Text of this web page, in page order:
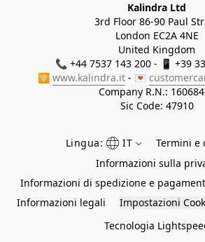
Kalindra Ltd
3rd Floor 86-90 Paul
London EC2A 4NE
United Kingdom
📞 +44 7537 143 200 - 📱 +39
🛜 www.kalindra.it - 💌
Company R.N.:
Sic Code: 47910
Lingua: IT
Termini e
Informazioni sulla
Informazioni di spedizione e
Informazioni legali
Impostazioni
Tecnologia